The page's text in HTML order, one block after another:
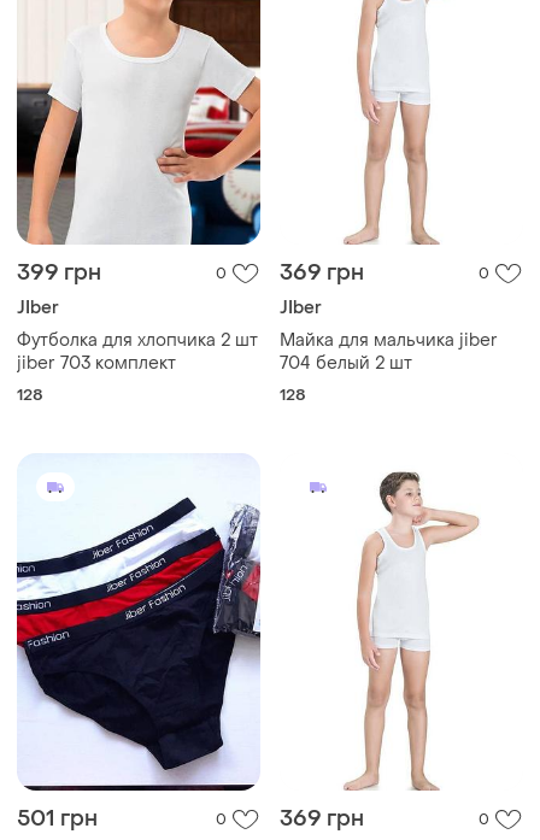
399 грн 0
JIber
Футболка для хлопчика 2 шт
jiber 703 комплект
128
369 грн 0
JIber
Майка для мальчика jiber
704 белый 2 шт
128
501 грн 0 369 грн 0